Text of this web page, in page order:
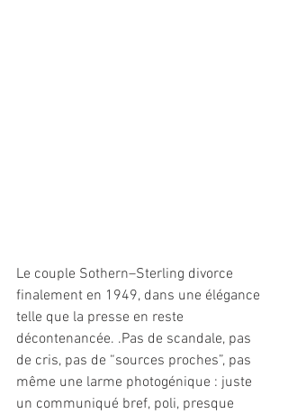
Le couple Sothern–Sterling divorce
finalement en 1949, dans une élégance
telle que la presse en reste
décontenancée. .Pas de scandale, pas
de cris, pas de “sources proches”, pas
même une larme photogénique : juste
un communiqué bref, poli, presque